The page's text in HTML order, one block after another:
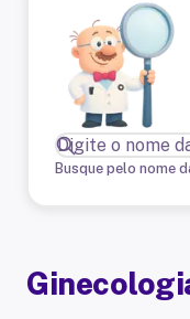
Busque pelo nome